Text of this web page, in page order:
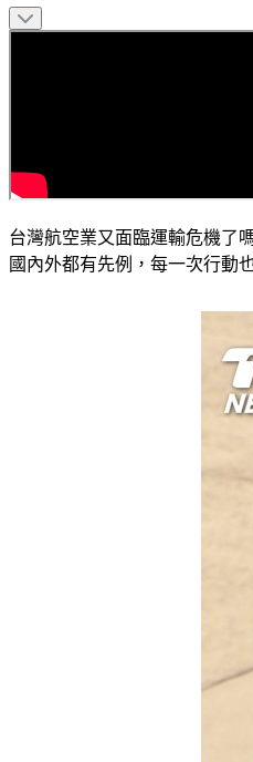
台灣航空業又面臨運輸危機了
國內外都有先例，每一次行動